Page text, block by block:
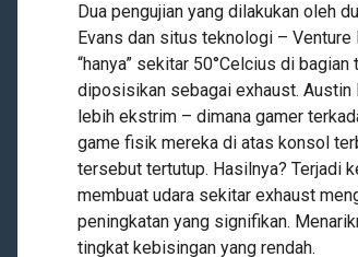
Dua pengujian yang dilakukan oleh
Evans dan situs teknologi –
“hanya” sekitar 50°Celcius di
diposisikan sebagai exhaust. Austin
lebih ekstrim – dimana gamer
game fisik mereka di atas konsol
tersebut tertutup. Hasilnya? Terjadi
membuat udara sekitar exhaust
peningkatan yang signifikan.
tingkat kebisingan yang rendah.